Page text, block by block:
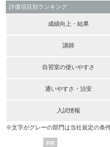
評価項目別ランキング
成績向上・結果
講師
自習室の使いやすさ
通いやすさ・治安
入試情報
※文字がグレーの部門は当社規定の条
PR